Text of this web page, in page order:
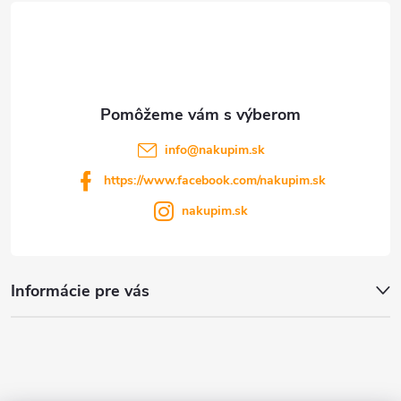
Informácie pre vás
info@nakupim.sk
https://www.facebook.com/nakupim.sk
nakupim.sk